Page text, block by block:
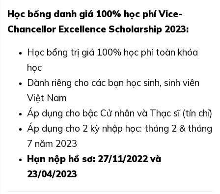
Học bổng danh giá 100% học phí Vice-
Chancellor Excellence Scholarship 2023:
Học bổng trị giá 100% học phí toàn khóa
học
Dành riêng cho các bạn học sinh, sinh viên
Việt Nam
Áp dụng cho bậc Cử nhân và Thạc sĩ (tín chỉ)
Áp dụng cho 2 kỳ nhập học: tháng 2 & tháng
7 năm 2023
Hạn nộp hồ sơ: 27/11/2022 và
23/04/2023